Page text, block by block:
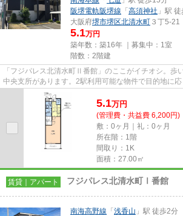
阪堺電軌阪堺線 「 高須神社 」駅
大阪府堺市堺区北清水町 ３丁5-21
5.1万円
築年数：築16年 ｜募集中： 1室
階数：2階建
「フジパレス北清水町Ⅱ番館」のここがイチオシ。歩
中央支所があります。2駅利用可能な物件で目的地に
きます。こちらの物件はアパート...
5.1万円
(管理費・共益費 6,200円)
敷：0ヶ月｜礼：0ヶ月
所在階：1階
間取り：1K
面積：27.00㎡
賃貸｜アパート フジパレス北清水町Ⅰ番館
南海高野線 「 浅香山 」駅 徒歩2分